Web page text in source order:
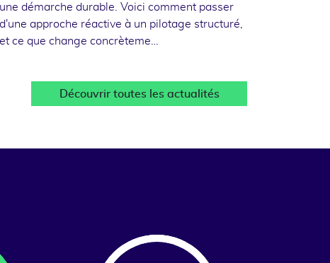
une démarche durable. Voici comment passer
d'une approche réactive à un pilotage structuré,
et ce que change concrèteme…
Découvrir toutes les actualités